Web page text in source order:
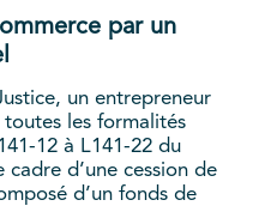
par un
un entrepreneur
les formalités
12 à L141-22 du
d’une cession de
d’un fonds de